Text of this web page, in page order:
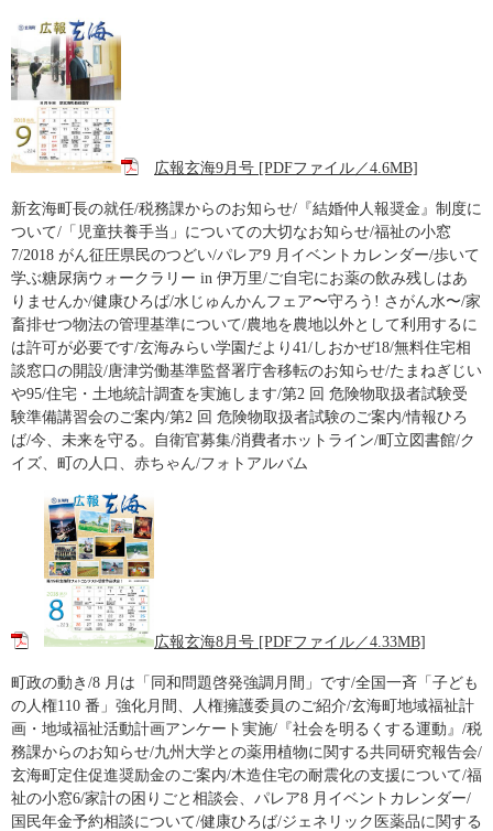
広報玄海9月号 [PDFファイル／4.6MB]
新玄海町長の就任/税務課からのお知らせ/『結婚仲人報奨金』制度に
ついて/「児童扶養手当」についての大切なお知らせ/福祉の小窓
7/2018 がん征圧県民のつどい/パレア9 月イベントカレンダー/歩いて
学ぶ糖尿病ウォークラリー in 伊万里/ご自宅にお薬の飲み残しはあ
りませんか/健康ひろば/水じゅんかんフェア〜守ろう! さがん水〜/家
畜排せつ物法の管理基準について/農地を農地以外として利用するに
は許可が必要です/玄海みらい学園だより41/しおかぜ18/無料住宅相
談窓口の開設/唐津労働基準監督署庁舎移転のお知らせ/たまねぎじい
や95/住宅・土地統計調査を実施します/第2 回 危険物取扱者試験受
験準備講習会のご案内/第2 回 危険物取扱者試験のご案内/情報ひろ
ば/今、未来を守る。自衛官募集/消費者ホットライン/町立図書館/ク
イズ、町の人口、赤ちゃん/フォトアルバム
広報玄海8月号 [PDFファイル／4.33MB]
町政の動き/8 月は「同和問題啓発強調月間」です/全国一斉「子ども
の人権110 番」強化月間、人権擁護委員のご紹介/玄海町地域福祉計
画・地域福祉活動計画アンケート実施/『社会を明るくする運動』/税
務課からのお知らせ/九州大学との薬用植物に関する共同研究報告会/
玄海町定住促進奨励金のご案内/木造住宅の耐震化の支援について/福
祉の小窓6/家計の困りごと相談会、パレア8 月イベントカレンダー/
国民年金予約相談について/健康ひろば/ジェネリック医薬品に関する